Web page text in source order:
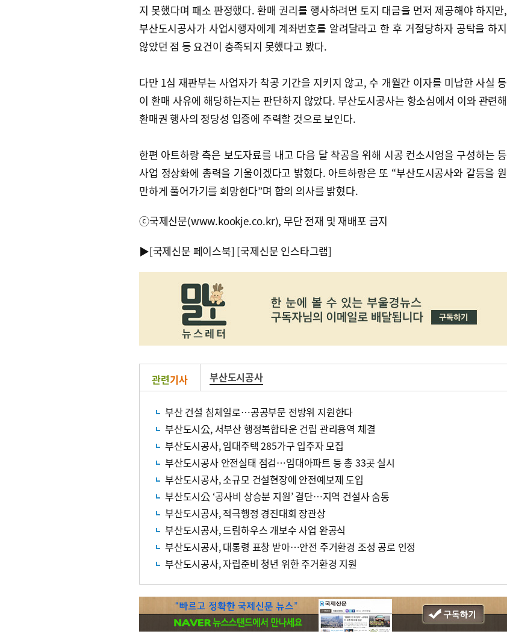
지 못했다며 패소 판정했다. 환매 권리를 행사하려면 토지 대금을 먼저 제공해야 하지만,
부산도시공사가 사업시행자에게 계좌번호를 알려달라고 한 후 거절당하자 공탁을 하지
않았던 점 등 요건이 충족되지 못했다고 봤다.
다만 1심 재판부는 사업자가 착공 기간을 지키지 않고, 수 개월간 이자를 미납한 사실 등
이 환매 사유에 해당하는지는 판단하지 않았다. 부산도시공사는 항소심에서 이와 관련해
환매권 행사의 정당성 입증에 주력할 것으로 보인다.
한편 아트하랑 측은 보도자료를 내고 다음 달 착공을 위해 시공 컨소시엄을 구성하는 등
사업 정상화에 총력을 기울이겠다고 밝혔다. 아트하랑은 또 “부산도시공사와 갈등을 원
만하게 풀어가기를 희망한다”며 합의 의사를 밝혔다.
ⓒ국제신문(www.kookje.co.kr), 무단 전재 및 재배포 금지
▶[국제신문 페이스북] [국제신문 인스타그램]
관련기사 부산도시공사
부산 건설 침체일로…공공부문 전방위 지원한다
부산도시公, 서부산 행정복합타운 건립 관리용역 체결
부산도시공사, 임대주택 285가구 입주자 모집
부산도시공사 안전실태 점검…임대아파트 등 총 33곳 실시
부산도시공사, 소규모 건설현장에 안전예보제 도입
부산도시公 ‘공사비 상승분 지원’ 결단…지역 건설사 숨통
부산도시공사, 적극행정 경진대회 장관상
부산도시공사, 드림하우스 개보수 사업 완공식
부산도시공사, 대통령 표창 받아…안전 주거환경 조성 공로 인정
부산도시공사, 자립준비 청년 위한 주거환경 지원